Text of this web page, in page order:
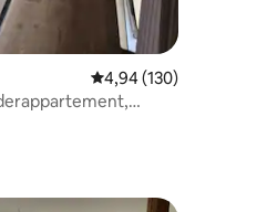
Gemiddelde
4,94 (130)